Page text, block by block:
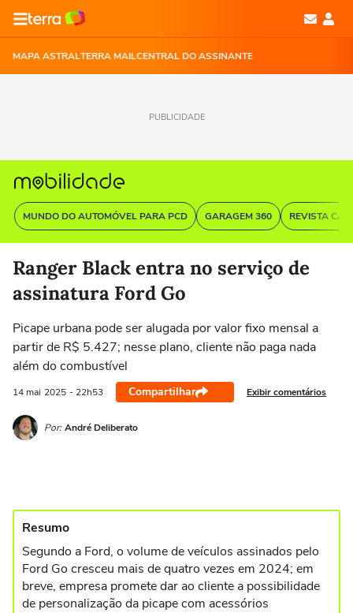
MAPA ASTRALTERRA MAILCENTRAL DO ASSINANTE
PUBLICIDADE
MUNDO DO AUTOMÓVEL PARA PCD GARAGEM 360 REVISTA
Ranger Black entra no serviço de
assinatura Ford Go
Picape urbana pode ser alugada por valor fixo mensal a
partir de R$ 5.427; nesse plano, cliente não paga nada
além do combustível
14 mai 2025 - 22h53 Compartilhar Exibir comentários
Por: André Deliberato
Resumo
Segundo a Ford, o volume de veículos assinados pelo
Ford Go cresceu mais de quatro vezes em 2024; em
breve, empresa promete dar ao cliente a possibilidade
de personalização da picape com acessórios